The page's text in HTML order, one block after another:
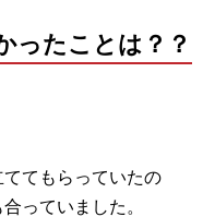
ったことは？？
てもらっていたの
っていました。